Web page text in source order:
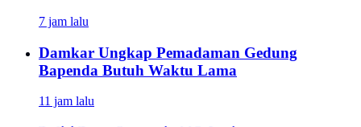
7 jam lalu
Damkar Ungkap Pemadaman Gedung
Bapenda Butuh Waktu Lama
11 jam lalu